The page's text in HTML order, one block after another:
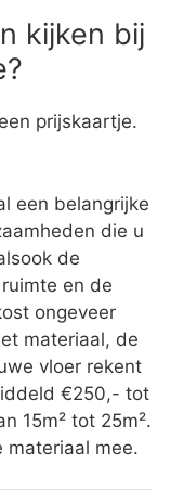
kijken bij
prijskaartje.
een belangrijke
die u
de
en de
ongeveer
materiaal, de
vloer rekent
€250,- tot
15m² tot 25m².
materiaal mee.